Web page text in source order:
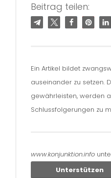
Beitrag teilen:
Ein Artikel bildet
auseinander zu setzen.
gewährleisten, werden
Schlussfolgerungen zu
www.konjunktion.info
Unterstützen